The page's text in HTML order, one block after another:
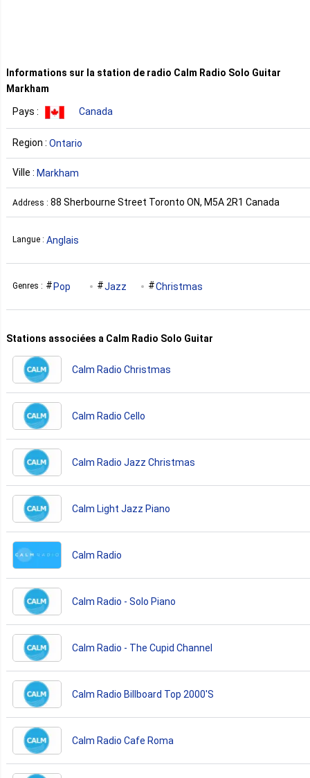
Informations sur la station de radio Calm Radio Solo Guitar
Markham
Pays : Canada
Region : Ontario
Ville : Markham
Address : 88 Sherbourne Street Toronto ON, M5A 2R1 Canada
Langue : Anglais
Genres : Pop Jazz Christmas
Stations associées a Calm Radio Solo Guitar
Calm Radio Christmas
Calm Radio Cello
Calm Radio Jazz Christmas
Calm Light Jazz Piano
Calm Radio
Calm Radio - Solo Piano
Calm Radio - The Cupid Channel
Calm Radio Billboard Top 2000'S
Calm Radio Cafe Roma